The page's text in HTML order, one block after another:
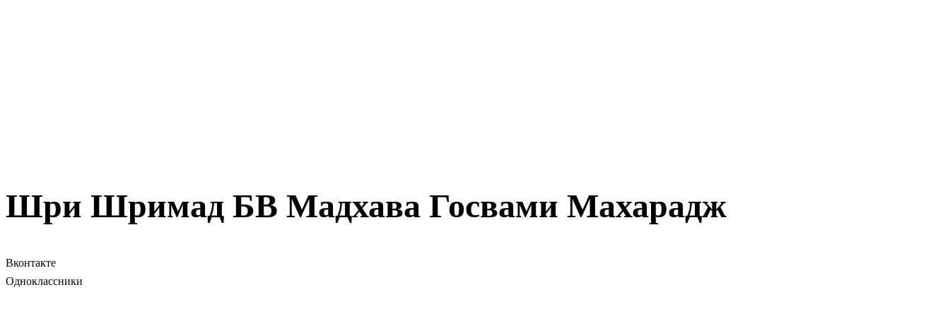
Шри Шримад БВ Мадхава Госвами Махарадж
Вконтакте
Одноклассники